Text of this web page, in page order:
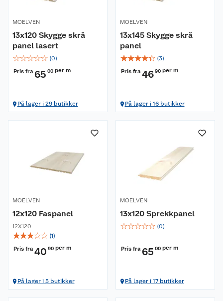
MOELVEN
13x120 Skygge skrå
panel lasert
☆☆☆☆☆ (0)
Pris fra 65 00 per m
På lager i 29 butikker
MOELVEN
13x145 Skygge skrå
panel
☆☆☆☆☆ (3)
Pris fra4690 per m
På lager i 16 butikker
MOELVEN
12x120 Faspanel
12X120
☆☆☆☆☆ (1)
Pris fra40 90 per m
På lager i 5 butikker
MOELVEN
13x120 Sprekkpanel
☆☆☆☆☆ (0)
Pris fra 65 00 per m
På lager i 17 butikker